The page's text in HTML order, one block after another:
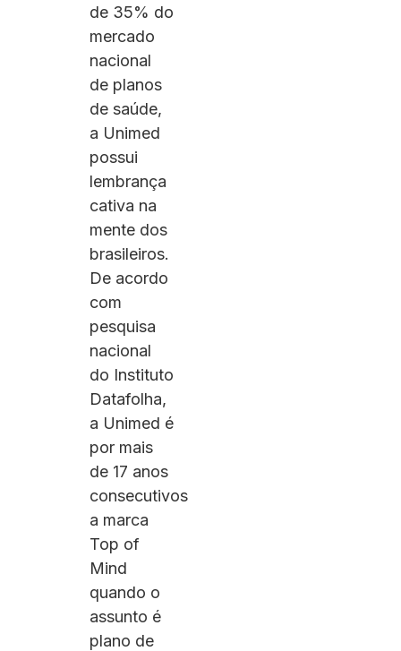
de 35% do
mercado
nacional
de planos
de saúde,
a Unimed
possui
lembrança
cativa na
mente dos
brasileiros.
De acordo
com
pesquisa
nacional
do Instituto
Datafolha,
a Unimed é
por mais
de 17 anos
consecutivos
a marca
Top of
Mind
quando o
assunto é
plano de